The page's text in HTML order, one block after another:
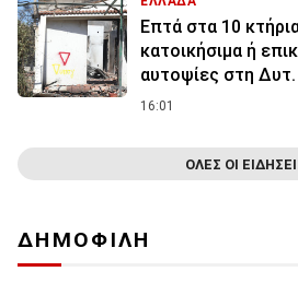
Επτά στα 10
κατοικήσιμα ή
αυτοψίες στη Δυτ.
16:01
ΟΛΕΣ ΟΙ
ΔΗΜΟΦΙΛΗ